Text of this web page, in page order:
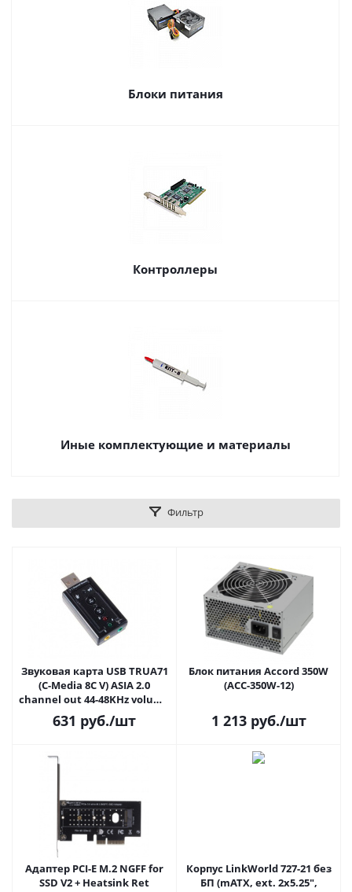
Блоки питания
Контроллеры
Иные комплектующие и материалы
Фильтр
Звуковая карта USB TRUA71
(C-Media 8С V) ASIA 2.0
channel out 44-48KHz volume
control (7.1 virtual channel)
oem
631 руб./шт
Блок питания Accord 350W
(ACC-350W-12)
1 213руб./шт
Адаптер PCI-E M.2 NGFF for
SSD V2 + Heatsink Ret
Корпус LinkWorld 727-21 без
БП (mATX, ext. 2x5.25",